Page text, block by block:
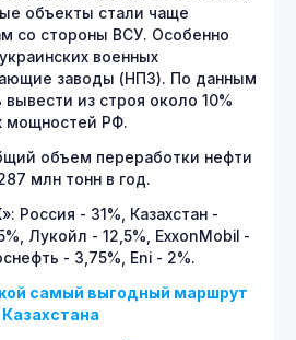
объекты стали чаще
со стороны ВСУ. Особенно
военных
заводы (НПЗ). По данным
из строя около 10%
мощностей РФ.
объем переработки нефти
млн тонн в год.
Россия - 31%, Казахстан -
Лукойл - 12,5%, ExxonMobil -
- 3,75%, Eni - 2%.
самый выгодный маршрут